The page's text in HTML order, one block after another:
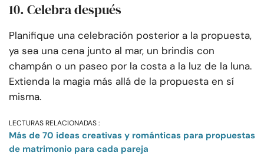
10. Celebra después
Planifique una celebración posterior a la propuesta,
ya sea una cena junto al mar, un brindis con
champán o un paseo por la costa a la luz de la luna.
Extienda la magia más allá de la propuesta en sí
misma.
LECTURAS RELACIONADAS :
Más de 70 ideas creativas y románticas para propuestas
de matrimonio para cada pareja